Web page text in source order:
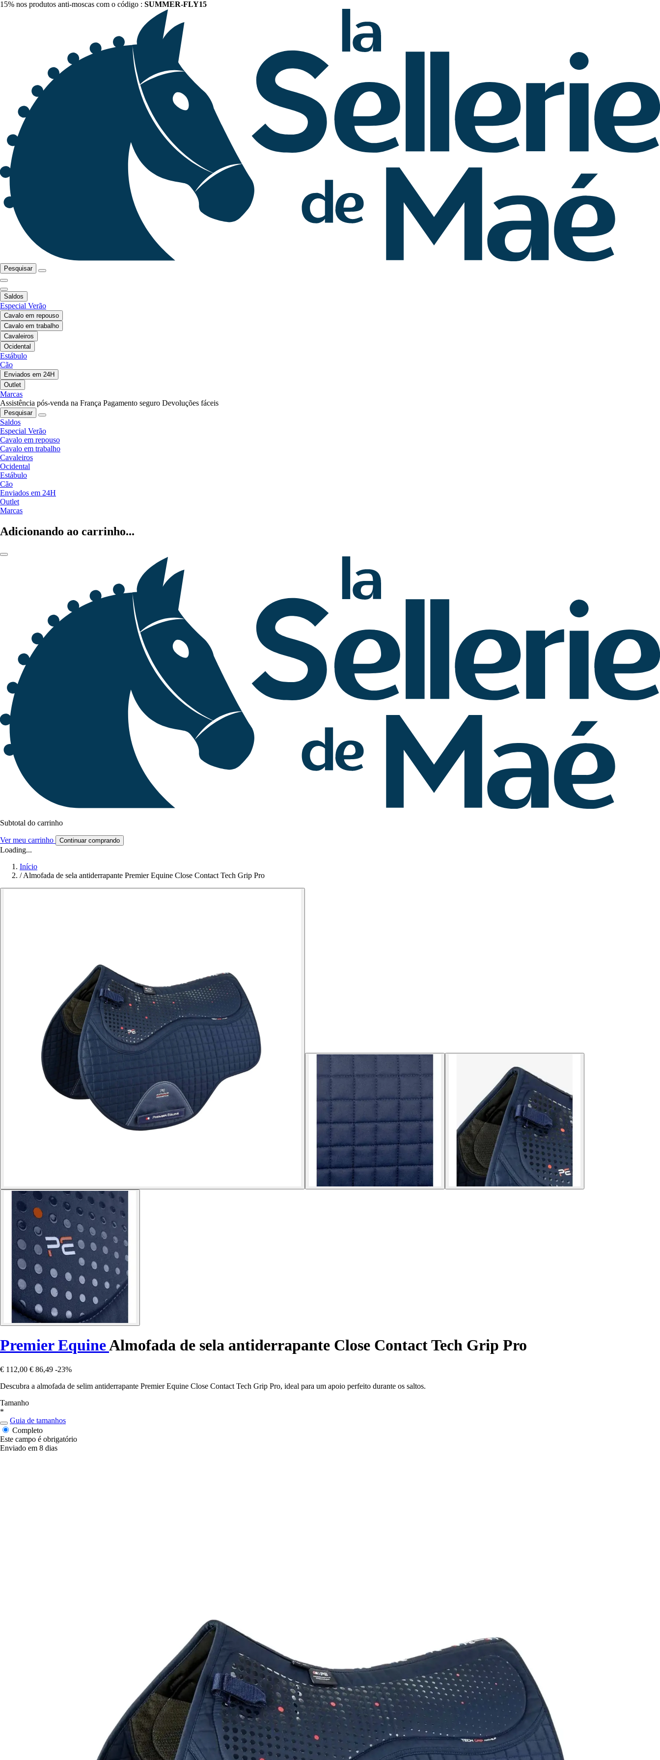
15% nos produtos anti-moscas com o código : SUMMER-FLY15
Pesquisar
Saldos
Especial Verão
Cavalo em repouso
Cavalo em trabalho
Cavaleiros
Ocidental
Estábulo
Cão
Enviados em 24H
Outlet
Marcas
Assistência pós-venda na França Pagamento seguro Devoluções fáceis
Pesquisar
Saldos
Especial Verão
Cavalo em repouso
Cavalo em trabalho
Cavaleiros
Ocidental
Estábulo
Cão
Enviados em 24H
Outlet
Marcas
Adicionando ao carrinho...
Subtotal do carrinho
Ver meu carrinho Continuar comprando
Loading...
Início
/ Almofada de sela antiderrapante Premier Equine Close Contact Tech Grip Pro
Premier EquineAlmofada de sela antiderrapante Close Contact Tech Grip Pro
€ 112,00 € 86,49 -23%
Descubra a almofada de selim antiderrapante Premier Equine Close Contact Tech Grip Pro, ideal para um apoio perfeito durante os saltos.
Tamanho
*
Guia de tamanhos
Completo
Este campo é obrigatório
Enviado em 8 dias